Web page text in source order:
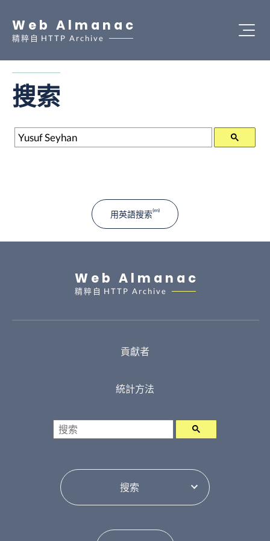
Web Almanac
精粹自 HTTP Archive
搜索
搜索
用英語搜索
Web Almanac
精粹自 HTTP Archive
貢獻者
統計方法
搜索
選擇目錄